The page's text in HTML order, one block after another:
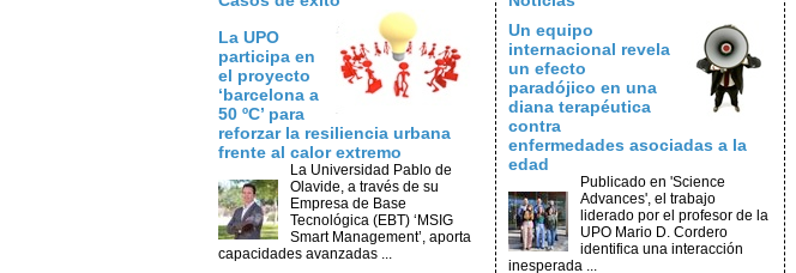
La UPO
participa en
el proyecto
‘barcelona a
50 ºC’ para
reforzar la resiliencia urbana
frente al calor extremo
La Universidad Pablo de
Olavide, a través de su
Empresa de Base
Tecnológica (EBT) ‘MSIG
Smart Management’, aporta
capacidades avanzadas ...
Un equipo
internacional revela
un efecto
paradójico en una
diana terapéutica
contra
enfermedades asociadas a la
edad
Publicado en 'Science
Advances', el trabajo
liderado por el profesor de la
UPO Mario D. Cordero
identifica una interacción
inesperada ...